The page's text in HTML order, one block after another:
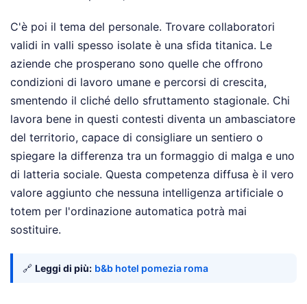
C'è poi il tema del personale. Trovare collaboratori
validi in valli spesso isolate è una sfida titanica. Le
aziende che prosperano sono quelle che offrono
condizioni di lavoro umane e percorsi di crescita,
smentendo il cliché dello sfruttamento stagionale. Chi
lavora bene in questi contesti diventa un ambasciatore
del territorio, capace di consigliare un sentiero o
spiegare la differenza tra un formaggio di malga e uno
di latteria sociale. Questa competenza diffusa è il vero
valore aggiunto che nessuna intelligenza artificiale o
totem per l'ordinazione automatica potrà mai
sostituire.
🔗 Leggi di più: b&b hotel pomezia roma